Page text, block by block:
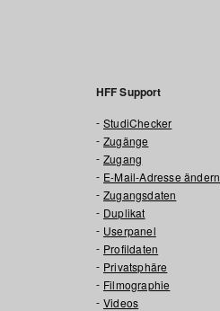
HFF Support
StudiChecker
Zugänge
Zugang
E-Mail-Adresse ändern
Zugangsdaten
Duplikat
Userpanel
Profildaten
Privatsphäre
Filmographie
Videos